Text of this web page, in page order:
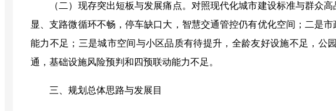
（二）现存突出短板与发展痛点。 对照现代化城市建设标准与群众
显、支路微循环不畅，停车缺口大，智慧交通管控仍有优化空间；二是
能力不足；三是城市空间与小区品质有待提升，全龄友好设施不足，
通，基础设施风险预判和四预联动能力不足。
三、规划总体思路与发展目